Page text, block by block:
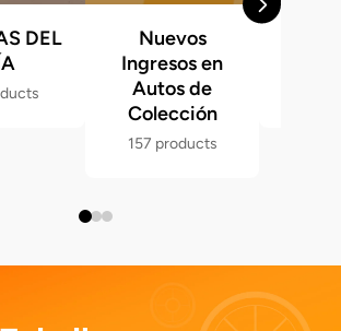
DEL
Nuevos
Ingresos en
Autos de
Colección
157 products